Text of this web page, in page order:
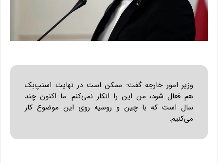
وزیر امور خارجه گفت: ممکن است در نهایت اسنپ‌بک
هم فعال شود، من این را انکار نمی‌کنم. ما اکنون چند
سال است که با چین و روسیه روی این موضوع کار
می‌کنیم.